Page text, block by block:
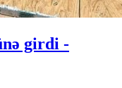
girdi -